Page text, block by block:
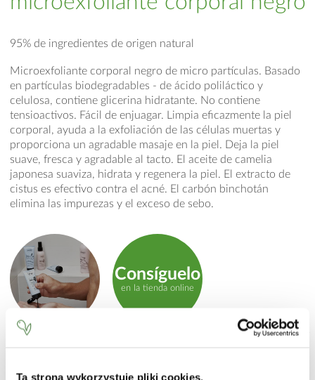
Ta strona wykorzystuje pliki cookies.
95% de ingredientes de origen natural
Microexfoliante corporal negro de micro partículas. Basado
en partículas biodegradables - de ácido poliláctico y
celulosa, contiene glicerina hidratante. No contiene
tensioactivos. Fácil de enjuagar. Limpia eficazmente la piel
corporal, ayuda a la exfoliación de las células muertas y
proporciona un agradable masaje en la piel. Deja la piel
suave, fresca y agradable al tacto. El aceite de camelia
japonesa suaviza, hidrata y regenera la piel. El extracto de
cistus es efectivo contra el acné. El carbón binchotán
elimina las impurezas y el exceso de sebo.
Consíguelo
en la tienda online
Aplicar sobre la piel humedecida, masajear con movimientos